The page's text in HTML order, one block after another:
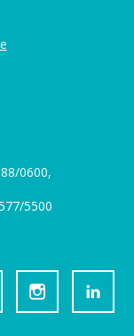
0600,
5500